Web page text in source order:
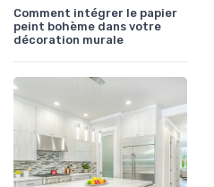
Comment intégrer le papier
peint bohème dans votre
décoration murale